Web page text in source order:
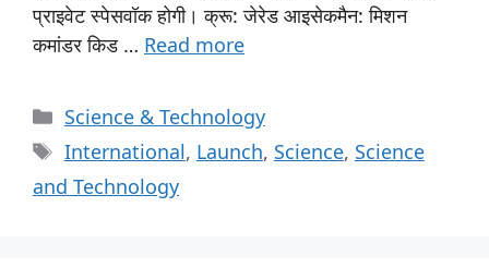
प्राइवेट स्पेसवॉक होगी। क्रू: जेरेड आइसेकमैन: मिशन
कमांडर किड … Read more
Science & Technology
International, Launch, Science, Science
and Technology